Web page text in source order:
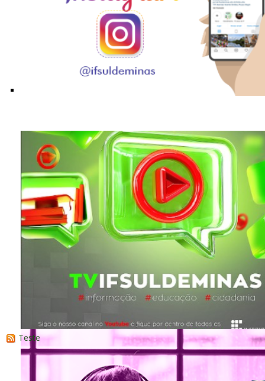
Nossas produções audiovisuais a um clique
Teste